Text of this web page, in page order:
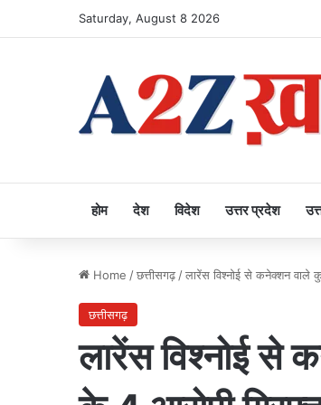
Saturday, August 8 2026
होम देश विदेश उत्तर प्रदेश
Home /छत्तीसगढ़ /लारेंस विश्नोई से कनेक्शन वाले
छत्तीसगढ़
लारेंस विश्नोई से